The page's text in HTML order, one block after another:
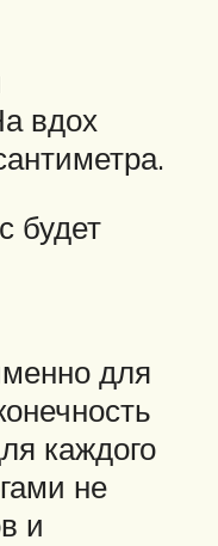
вдох
будет
для
каждого
не
и